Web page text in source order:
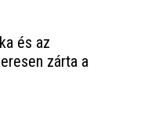
és az
zárta a